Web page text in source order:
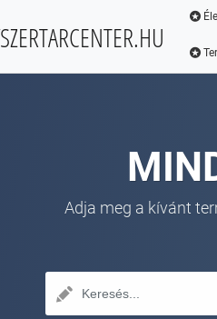
Adja meg a kívánt